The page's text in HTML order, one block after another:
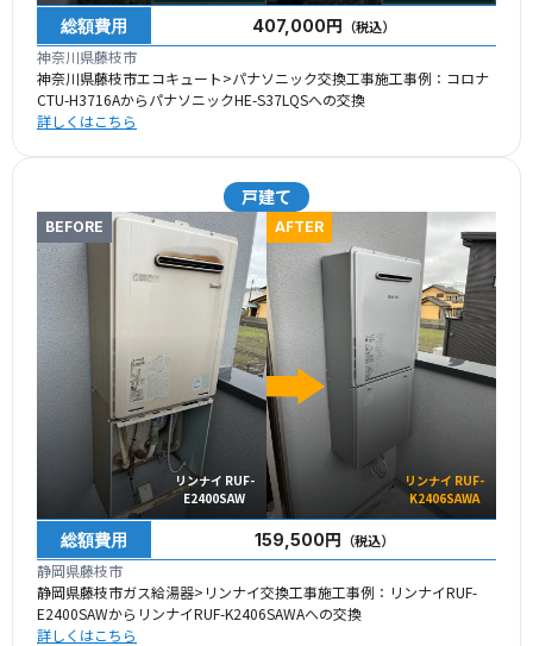
総額費用 407,000円 （税込）
神奈川県藤枝市
神奈川県藤枝市エコキュート>パナソニック交換工事施工事例：コロナ
CTU-H3716AからパナソニックHE-S37LQSへの交換
詳しくはこちら
戸建て
BEFORE
リンナイ RUF-
E2400SAW
AFTER
リンナイ RUF-
K2406SAWA
総額費用 159,500円 （税込）
静岡県藤枝市
静岡県藤枝市ガス給湯器>リンナイ交換工事施工事例：リンナイRUF-
E2400SAWからリンナイRUF-K2406SAWAへの交換
詳しくはこちら